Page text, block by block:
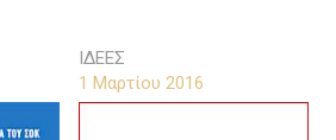
ΙΔΕΕΣ
1 Μαρτίου 2016